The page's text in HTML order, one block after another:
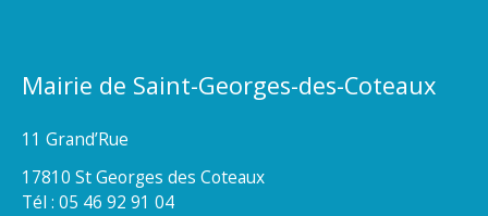
Mairie de Saint-Georges-des-Coteaux
11 Grand’Rue
17810 St Georges des Coteaux
Tél : 05 46 92 91 04